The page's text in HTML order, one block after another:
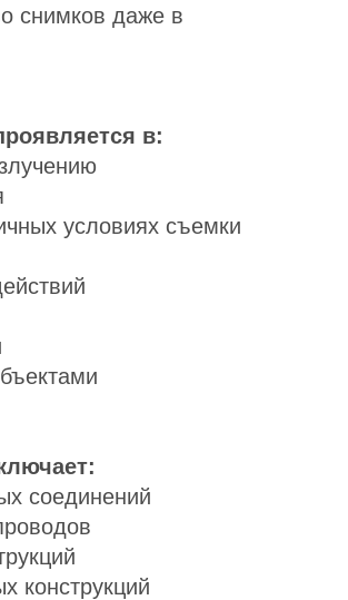
снимков даже в
в:
условиях съемки
соединений
конструкций